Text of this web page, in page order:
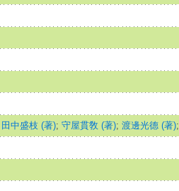
田中盛枝 (著); 守屋貫敎 (著); 渡邊光德 (著);